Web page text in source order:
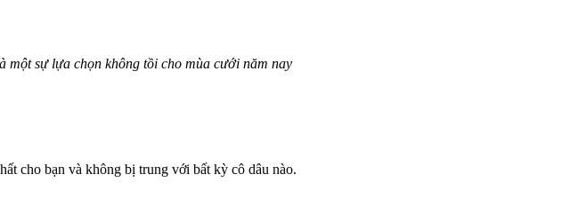
một sự lựa chọn không tồi cho mùa cưới năm nay
cho bạn và không bị trung với bất kỳ cô dâu nào.